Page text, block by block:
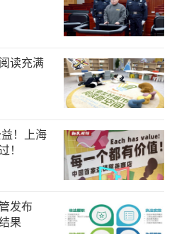
读充满
！上海
！
发布
果